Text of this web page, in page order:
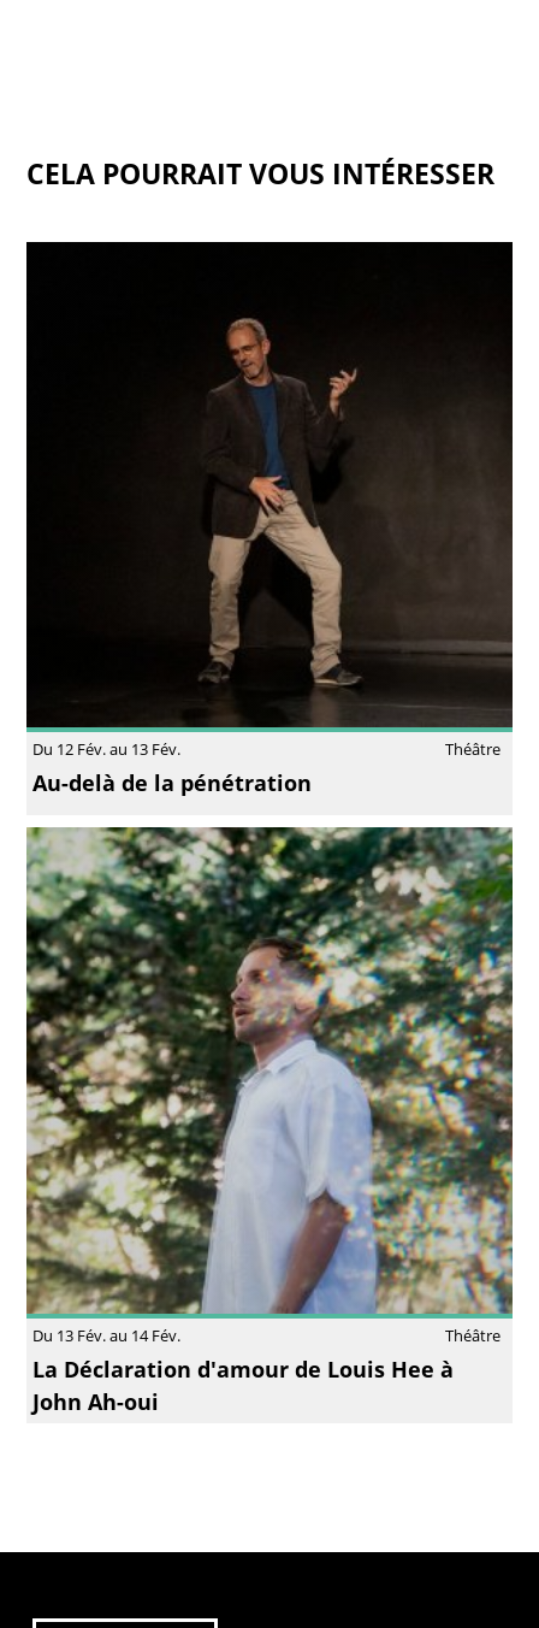
CELA POURRAIT VOUS INTÉRESSER
Du 12 Fév. au 13 Fév. Théâtre
Au-delà de la pénétration
Du 13 Fév. au 14 Fév. Théâtre
La Déclaration d'amour de Louis Hee à
John Ah-oui